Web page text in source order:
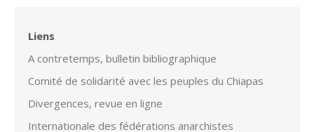
Liens
A contretemps, bulletin bibliographique
Comité de solidarité avec les peuples du Chiapas
Divergences, revue en ligne
Internationale des fédérations anarchistes